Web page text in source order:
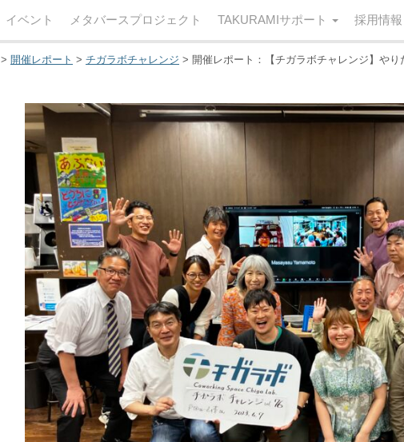
イベント メタバースプロジェクト TAKURAMIサポート 採用情報
> 開催レポート > チガラボチャレンジ > 開催レポート：【チガラボチャレンジ】や